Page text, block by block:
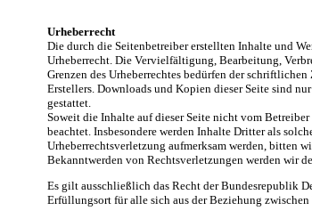
Urheberrecht
Die durch die Seitenbetreiber erstellten Inhalte und
Urheberrecht. Die Vervielfältigung, Bearbeitung,
Grenzen des Urheberrechtes bedürfen der
Erstellers. Downloads und Kopien dieser Seite sind
gestattet.
Soweit die Inhalte auf dieser Seite nicht vom
beachtet. Insbesondere werden Inhalte Dritter als
Urheberrechtsverletzung aufmerksam werden, bitten
Bekanntwerden von Rechtsverletzungen werden wir
Es gilt ausschließlich das Recht der Bundesrepublik
Erfüllungsort für alle sich aus der Beziehung